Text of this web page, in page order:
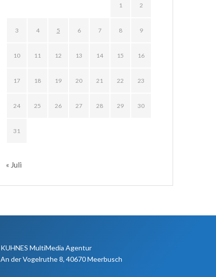
1 2
3 4 5 6 7 8 9
10 11 12 13 14 15 16
17 18 19 20 21 22 23
24 25 26 27 28 29 30
31
« Juli
KUHNES MultiMedia Agentur
An der Vogelruthe 8, 40670 Meerbusch